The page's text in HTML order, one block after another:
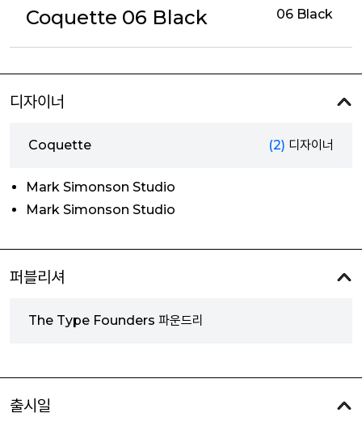
Coquette 06 Black 06 Black
디자이너
Coquette (2) 디자이너
Mark Simonson Studio
Mark Simonson Studio
퍼블리셔
The Type Founders 파운드리
출시일